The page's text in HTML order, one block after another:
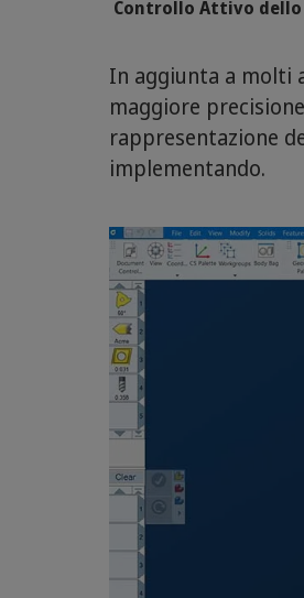
Controllo Attivo dello
In aggiunta a molti
maggiore
rappresentazione
implementando.